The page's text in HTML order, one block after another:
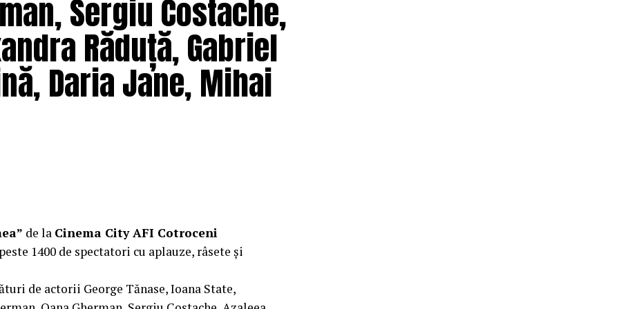
mea”are premiera națională pe 10
din film și declarații din partea actorilor
filmului de
Producător executiv: Adela Mara.
BEST CORPORATION WEB DESIGN, CLIMA
Sergiu Costache,
Răduță, Gabriel
Daria Jane, Mihai
de la Cinema City AFI Cotroceni
1400 de spectatori cu aplauze, râsete și
de actorii George Tănase, Ioana State,